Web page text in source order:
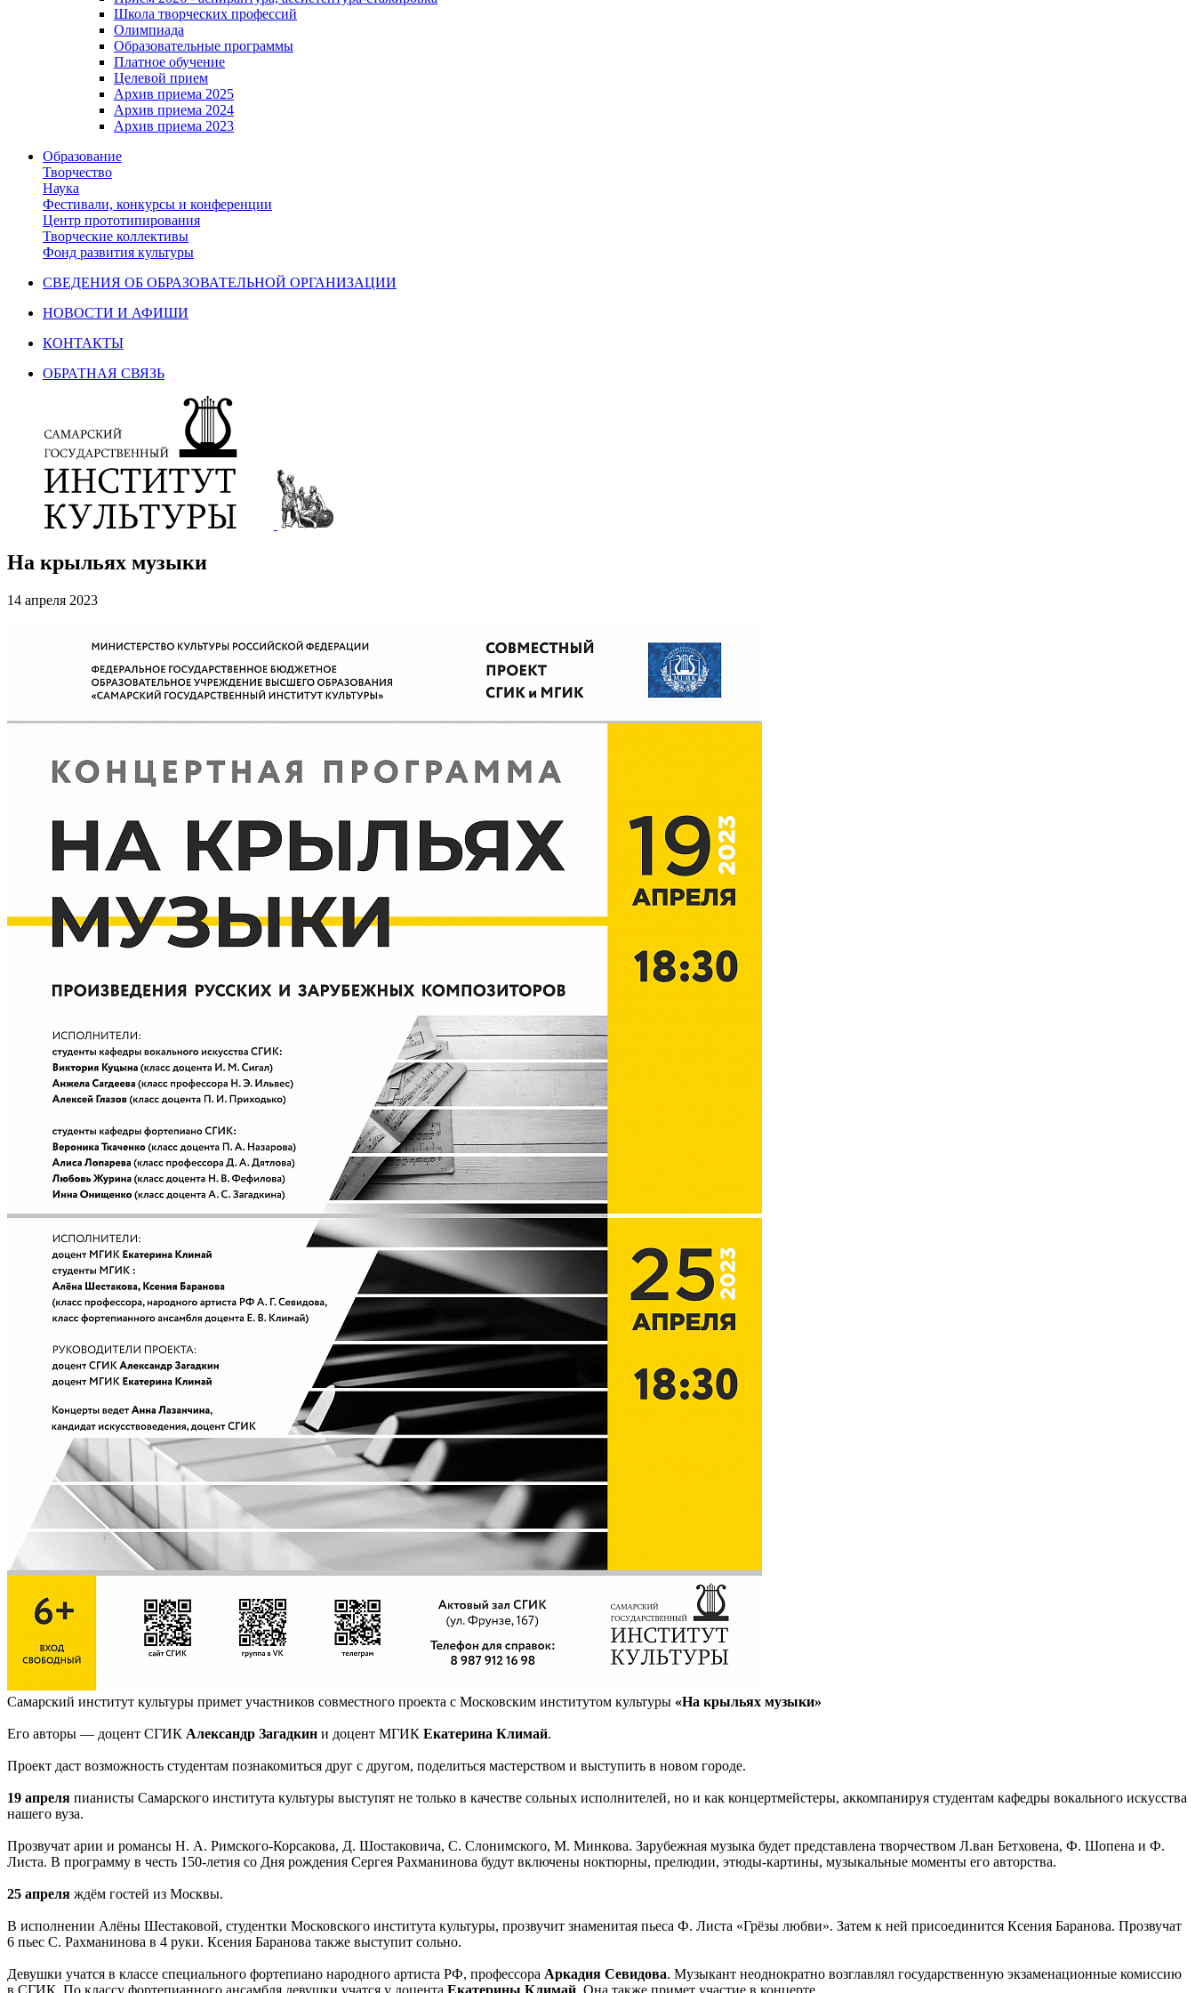
Школа творческих профессий
Олимпиада
Образовательные программы
Платное обучение
Целевой прием
Архив приема 2025
Архив приема 2024
Архив приема 2023
Образование
Творчество
Наука
Фестивали, конкурсы и конференции
Центр прототипирования
Творческие коллективы
Фонд развития культуры
СВЕДЕНИЯ ОБ ОБРАЗОВАТЕЛЬНОЙ ОРГАНИЗАЦИИ
НОВОСТИ И АФИШИ
КОНТАКТЫ
ОБРАТНАЯ СВЯЗЬ
На крыльях музыки
14 апреля 2023
Самарский институт культуры примет участников совместного проекта с Московским институтом культуры «На крыльях музыки»
Его авторы — доцент СГИК Александр Загадкин и доцент МГИК Екатерина Климай.
Проект даст возможность студентам познакомиться друг с другом, поделиться мастерством и выступить в новом городе.
19 апреля пианисты Самарского института культуры выступят не только в качестве сольных исполнителей, но и как концертмейстеры, аккомпанируя студентам кафедры вокального искусства
нашего вуза.
Прозвучат арии и романсы Н. А. Римского-Корсакова, Д. Шостаковича, С. Слонимского, М. Минкова. Зарубежная музыка будет представлена творчеством Л.ван Бетховена, Ф. Шопена и Ф.
Листа. В программу в честь 150-летия со Дня рождения Сергея Рахманинова будут включены ноктюрны, прелюдии, этюды-картины, музыкальные моменты его авторства.
25 апреля ждём гостей из Москвы.
В исполнении Алёны Шестаковой, студентки Московского института культуры, прозвучит знаменитая пьеса Ф. Листа «Грёзы любви». Затем к ней присоединится Ксения Баранова. Прозвучат
6 пьес С. Рахманинова в 4 руки. Ксения Баранова также выступит сольно.
Девушки учатся в классе специального фортепиано народного артиста РФ, профессора Аркадия Севидова. Музыкант неоднократно возглавлял государственную экзаменационные комиссию
в СГИК. По классу фортепианного ансамбля девушки учатся у доцента Екатерины Климай . Она также примет участие в концерте.